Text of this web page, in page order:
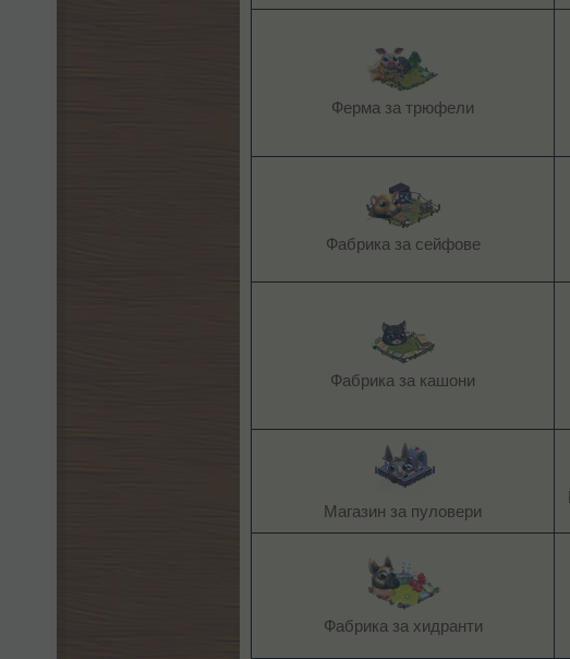
Ферма за трюфели​
Фабрика за сейфове​
Фабрика за кашони​
Магазин за пуловери​
Фабрика за хидранти​